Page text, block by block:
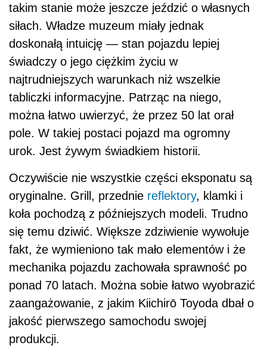
takim stanie może jeszcze jeździć o własnych
siłach. Władze muzeum miały jednak
doskonałą intuicję — stan pojazdu lepiej
świadczy o jego ciężkim życiu w
najtrudniejszych warunkach niż wszelkie
tabliczki informacyjne. Patrząc na niego,
można łatwo uwierzyć, że przez 50 lat orał
pole. W takiej postaci pojazd ma ogromny
urok. Jest żywym świadkiem historii.
Oczywiście nie wszystkie części eksponatu są
oryginalne. Grill, przednie reflektory, klamki i
koła pochodzą z późniejszych modeli. Trudno
się temu dziwić. Większe zdziwienie wywołuje
fakt, że wymieniono tak mało elementów i że
mechanika pojazdu zachowała sprawność po
ponad 70 latach. Można sobie łatwo wyobrazić
zaangażowanie, z jakim Kiichirō Toyoda dbał o
jakość pierwszego samochodu swojej
produkcji.